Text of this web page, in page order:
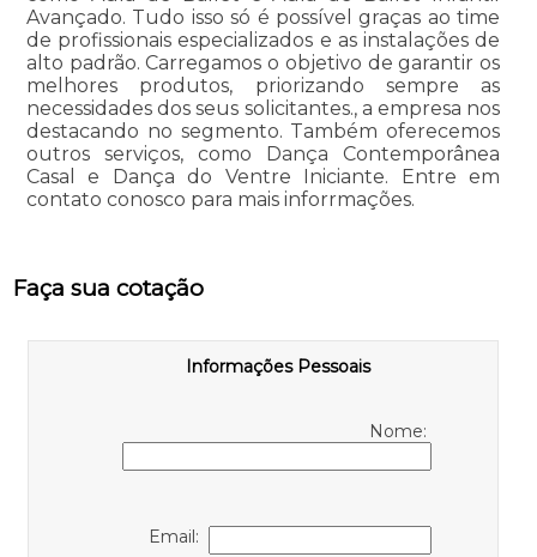
Avançado. Tudo isso só é possível graças ao time
de profissionais especializados e as instalações de
alto padrão. Carregamos o objetivo de garantir os
melhores produtos, priorizando sempre as
necessidades dos seus solicitantes., a empresa nos
destacando no segmento. Também oferecemos
outros serviços, como Dança Contemporânea
Casal e Dança do Ventre Iniciante. Entre em
contato conosco para mais inforrmações.
Faça sua cotação
Informações Pessoais
Nome:
Email: